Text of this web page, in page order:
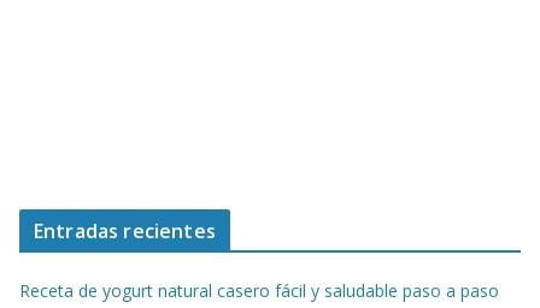
Entradas recientes
Receta de yogurt natural casero fácil y saludable paso a paso